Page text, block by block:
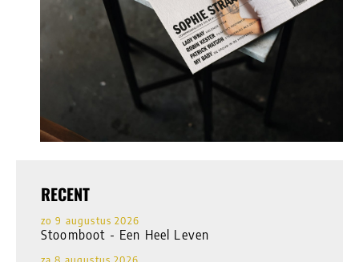
RECENT
zo 9 augustus 2026
Stoomboot - Een Heel Leven